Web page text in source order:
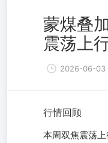
蒙煤叠
震荡上
2026-06-03
行情回顾
本周双焦震荡